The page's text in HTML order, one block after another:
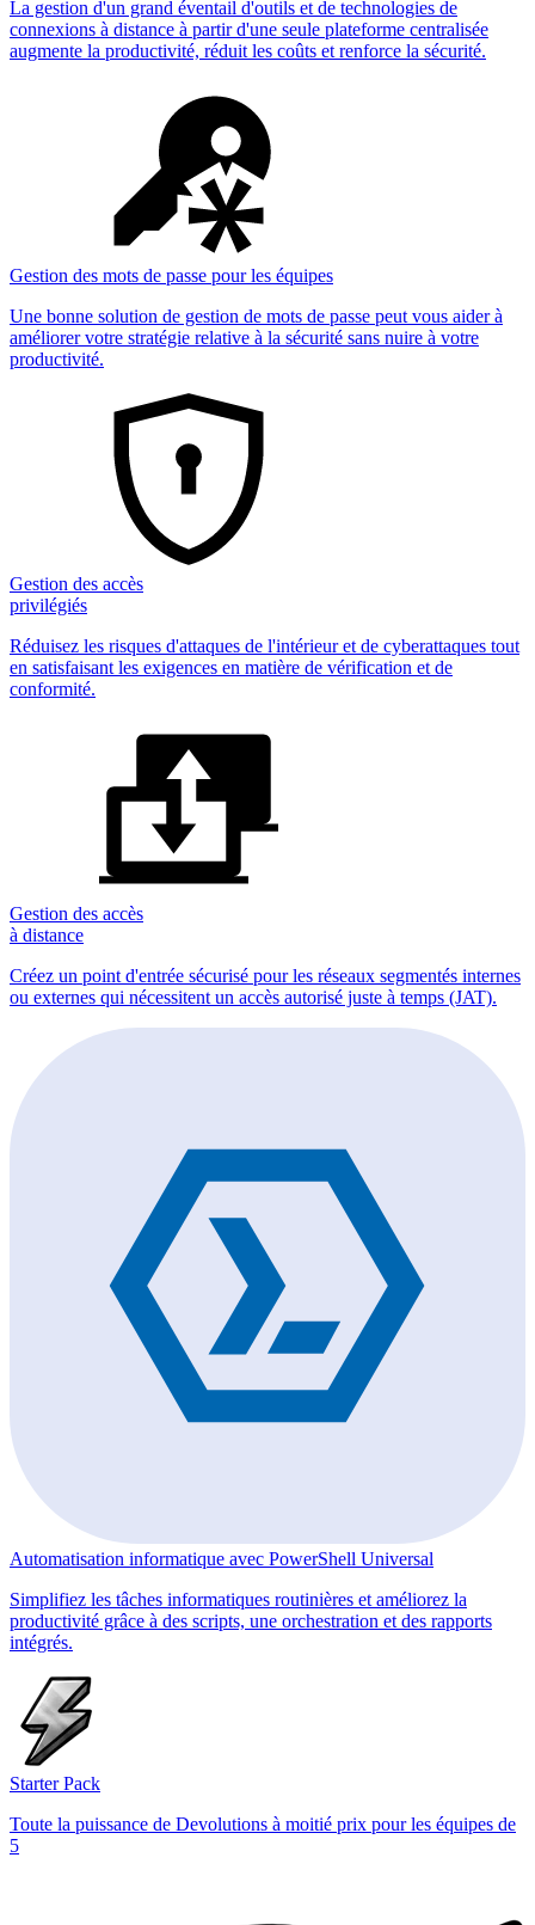
La gestion d'un grand éventail d'outils et de technologies de
connexions à distance à partir d'une seule plateforme centralisée
augmente la productivité, réduit les coûts et renforce la sécurité.
Gestion des mots de passe pour les équipes
Une bonne solution de gestion de mots de passe peut vous aider à
améliorer votre stratégie relative à la sécurité sans nuire à votre
productivité.
Gestion des accès
privilégiés
Réduisez les risques d'attaques de l'intérieur et de cyberattaques tout
en satisfaisant les exigences en matière de vérification et de
conformité.
Gestion des accès
à distance
Créez un point d'entrée sécurisé pour les réseaux segmentés internes
ou externes qui nécessitent un accès autorisé juste à temps (JAT).
Automatisation informatique avec PowerShell Universal
Simplifiez les tâches informatiques routinières et améliorez la
productivité grâce à des scripts, une orchestration et des rapports
intégrés.
Starter Pack
Toute la puissance de Devolutions à moitié prix pour les équipes de
5